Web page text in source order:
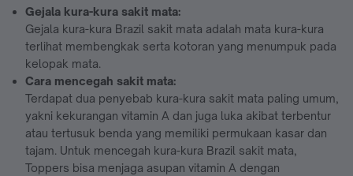
Gejala kura-kura sakit mata:
Gejala kura-kura Brazil sakit mata adalah mata kura-kura
terlihat membengkak serta kotoran yang menumpuk pada
kelopak mata.
Cara mencegah sakit mata:
Terdapat dua penyebab kura-kura sakit mata paling umum,
yakni kekurangan vitamin A dan juga luka akibat terbentur
atau tertusuk benda yang memiliki permukaan kasar dan
tajam. Untuk mencegah kura-kura Brazil sakit mata,
Toppers bisa menjaga asupan vitamin A dengan